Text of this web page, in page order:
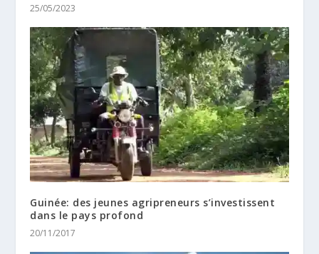
25/05/2023
Guinée: des jeunes agripreneurs s’investissent
dans le pays profond
20/11/2017